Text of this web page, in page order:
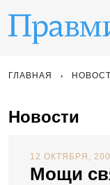
ГЛАВНАЯ
Новости
12 ОКТЯБРЯ,
Мощи